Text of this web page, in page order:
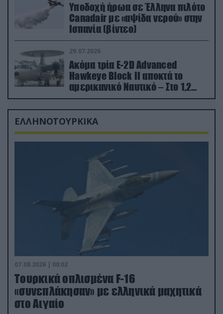
Υποδοχή ήρωα σε Έλληνα πιλότο
Canadair με «αψίδα νερού» στην
Ισπανία (βίντεο)
29.07.2026
Ακόμα τρία E-2D Advanced
Hawkeye Block II αποκτά το
αμερικανικό Ναυτικό – Στο 1,2
δισ.δολάρια το κόστος
ΕΛΛΗΝΟΤΟΥΡΚΙΚΑ
07.08.2026 | 00:02
Τουρκικά οπλισμένα F-16
«συνεπλάκησαν» με ελληνικά μαχητικά
στο Αιγαίο